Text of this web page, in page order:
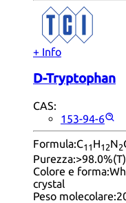
+ Info
D-Tryptophan
CAS:
153-94-6
Formula:C11 H12N2
Purezza:
Colore e forma:
crystal
Peso molecolare: